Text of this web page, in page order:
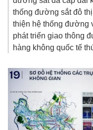
thống đường sắt đô
thiện hệ thống đường
phát triển giao thông
hàng không quốc tế